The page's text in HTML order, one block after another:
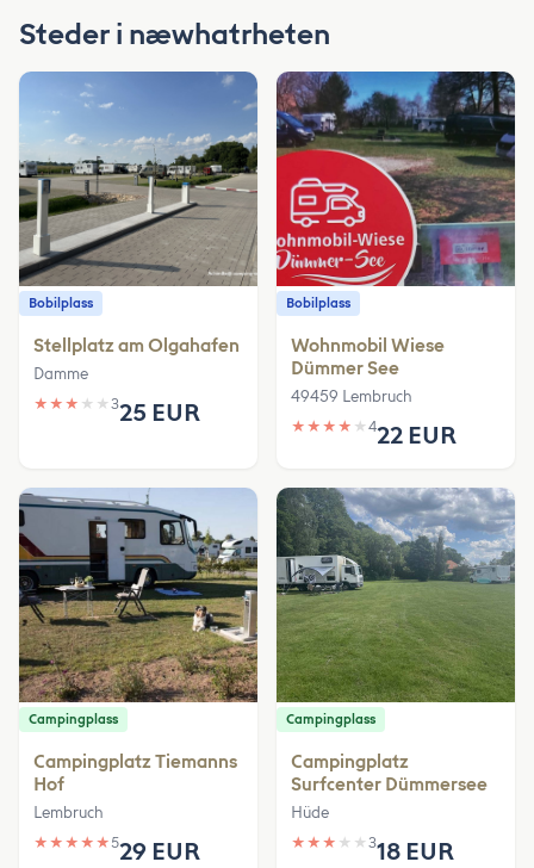
Steder i næwhatrheten
Bobilplass
Stellplatz am Olgahafen
Damme
★ ★ ★ ★ ★ 325 EUR
Bobilplass
Wohnmobil Wiese
Dümmer See
49459 Lembruch
★ ★ ★ ★ ★ 422 EUR
Campingplass
Campingplatz Tiemanns
Hof
Lembruch
★ ★ ★ ★ ★529 EUR
Campingplass
Campingplatz
Surfcenter Dümmersee
Hüde
★ ★ ★ ★ ★ 318 EUR